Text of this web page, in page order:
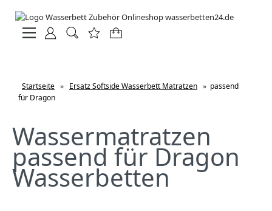
Startseite » Ersatz Softside Wasserbett Matratzen » passend
für Dragon
Wassermatratzen
passend für Dragon
Wasserbetten